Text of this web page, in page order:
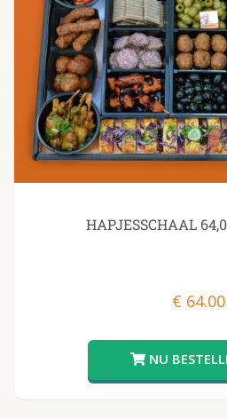
HAPJESSCHAAL
€ 64.00